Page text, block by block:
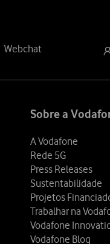
Webchat
Sobre a
A Vodafone
Rede 5G
Press Releases
Sustentabilidade
Projetos
Trabalhar na
Vodafone
Vodafone Blog